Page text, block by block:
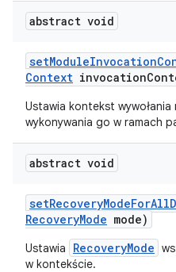
abstract void
setModuleInvocation
Context invocation
Ustawia kontekst
wykonywania go w ramach
abstract void
setRecoveryModeForAll
RecoveryMode mode)
Ustawia RecoveryMode
w kontekście.